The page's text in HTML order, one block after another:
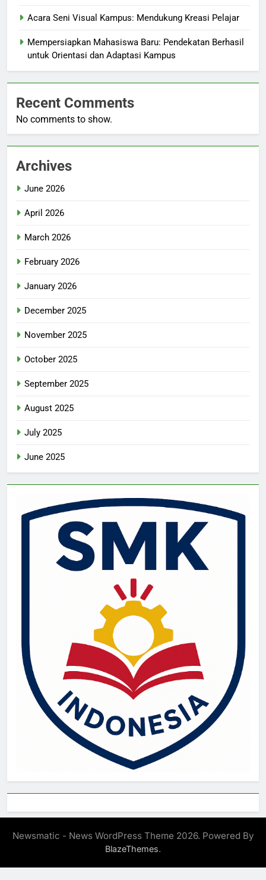
Acara Seni Visual Kampus: Mendukung Kreasi Pelajar
Mempersiapkan Mahasiswa Baru: Pendekatan Berhasil
untuk Orientasi dan Adaptasi Kampus
Recent Comments
No comments to show.
Archives
June 2026
April 2026
March 2026
February 2026
January 2026
December 2025
November 2025
October 2025
September 2025
August 2025
July 2025
June 2025
Newsmatic - News WordPress Theme 2026. Powered By
BlazeThemes.